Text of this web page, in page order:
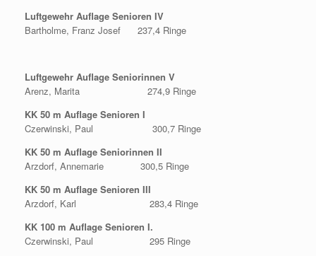
Luftgewehr Auflage Senioren IV
Bartholme, Franz Josef 237,4 Ringe
Luftgewehr Auflage Seniorinnen V
Arenz, Marita 274,9 Ringe
KK 50 m Auflage Senioren I
Czerwinski, Paul 300,7 Ringe
KK 50 m Auflage Seniorinnen II
Arzdorf, Annemarie 300,5 Ringe
KK 50 m Auflage Senioren III
Arzdorf, Karl 283,4 Ringe
KK 100 m Auflage Senioren I.
Czerwinski, Paul 295 Ringe